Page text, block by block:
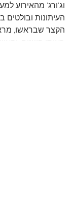
וג'ורג' מהאירוע
העיתונות
הקצר שבראשו,
באותן השנים,